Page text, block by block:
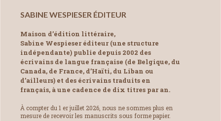
SABINE WESPIESER ÉDITEUR
Maison d’édition littéraire,
Sabine Wespieser éditeur (une structure
indépendante) publie depuis 2002 des
écrivains de langue française (de Belgique, du
Canada, de France, d’Haïti, du Liban ou
d’ailleurs) et des écrivains traduits en
français, à une cadence de dix titres par an.
À compter du 1 er juillet 2026, nous ne sommes plus en
mesure de recevoir les manuscrits sous forme papier.